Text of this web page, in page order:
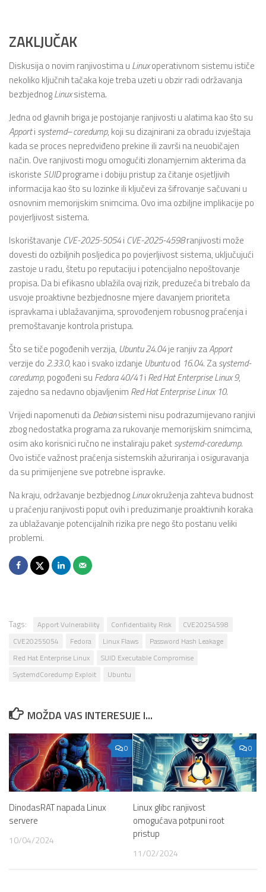
ZAKLJUČAK
Diskusija o novim ranjivostima u Linuxoperativnom sistemu ističe
nekoliko ključnih tačaka koje treba uzeti u obzir radi održavanja
bezbjednogLinuxsistema.
Jedna od glavnih briga je postojanje ranjivosti u alatima kao što su
Apporti systemd–coredump, koji su dizajnirani za obradu izvještaja
kada se proces nepredviđeno prekine ili završi na neuobičajen
način. Ove ranjivosti mogu omogućiti zlonamjernim akterima da
iskoriste SUIDprograme i dobiju pristup za čitanje osjetljivih
informacija kao što su lozinke ili ključevi za šifrovanje sačuvani u
osnovnim memorijskim snimcima. Ovo ima ozbiljne implikacije po
povjerljivost sistema.
Iskorištavanje CVE-2025-5054i CVE-2025-4598ranjivosti može
dovesti do ozbiljnih posljedica po povjerljivost sistema, uključujući
zastoje u radu, štetu po reputaciju i potencijalno nepoštovanje
propisa. Da bi efikasno ublažila ovaj rizik, preduzeća bi trebalo da
usvoje proaktivne bezbjednosne mjere davanjem prioriteta
ispravkama i ublažavanjima, sprovođenjem robusnog praćenja i
premoštavanje kontrola pristupa.
Što se tiče pogođenih verzija, Ubuntu24.04je ranjiv zaApport
verzije do 2.33.0, kao i svako izdanje Ubuntuod 16.04. Zasystemd-
coredump, pogođeni su Fedora 40/41i Red Hat Enterprise Linux 9,
zajedno sa nedavno objavljenim Red Hat Enterprise Linux 10.
Vrijedi napomenuti daDebiansistemi nisu podrazumijevano ranjivi
zbog nedostatka programa za rukovanje memorijskim snimcima,
osim ako korisnici ručno ne instaliraju paketsystemd-coredump.
Ovo ističe važnost praćenja sistemskih ažuriranja i osiguravanja
da su primijenjene sve potrebne ispravke.
Na kraju, održavanje bezbjednogLinuxokruženja zahteva budnost
u praćenju ranjivosti poput ovih i preduzimanje proaktivnih koraka
za ublažavanje potencijalnih rizika pre nego što postanu veliki
problemi.
Tags: Apport Vulnerability Confidentiality Risk
CVE20254598
CVE20255054
Fedora Linux Flaws
Password Hash Leakage
Red Hat Enterprise Linux
SUID Executable Compromise
SystemdCoredump Exploit
Ubuntu
MOŽDA VAS INTERESUJE I...
0
DinodasRAT napada Linux
servere
10/04/2024
0
Linux glibc ranjivost
omogućava potpuni root
pristup
11/02/2024